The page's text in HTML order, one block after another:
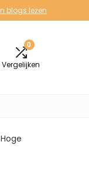
blogs lezen
0
Vergelijken